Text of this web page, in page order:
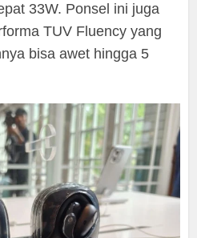
33W. Ponsel ini juga
TUV Fluency yang
bisa awet hingga 5